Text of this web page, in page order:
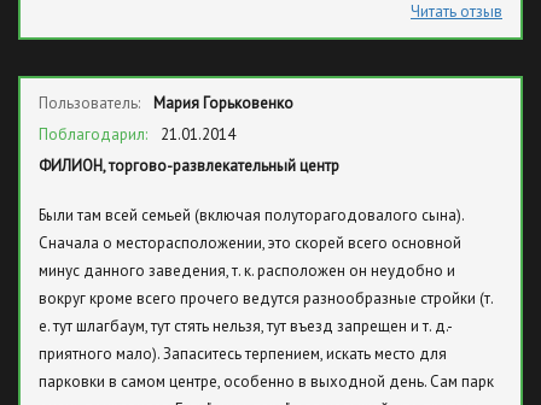
Читать отзыв
Пользователь:
Мария Горьковенко
Поблагодарил:
21.01.2014
ФИЛИОН, торгово-развлекательный центр
Были там всей семьей (включая полуторагодовалого сына).
Сначала о месторасположении, это скорей всего основной
минус данного заведения, т. к. расположен он неудобно и
вокруг кроме всего прочего ведутся разнообразные стройки (т.
е. тут шлагбаум, тут стять нельзя, тут въезд запрещен и т. д.-
приятного мало). Запаситесь терпением, искать место для
парковки в самом центре, особенно в выходной день. Сам парк